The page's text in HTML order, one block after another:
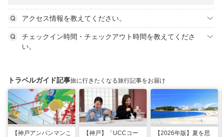
アクセス情報を教えてください。
チェックイン時間・チェックアウト時間を教えてくださ
い。
トラベルガイド記事旅に行きたくなる旅行記事をお届け
【神戸アンパンマンこ
【神戸】「UCCコー
【2026年版】夏を思